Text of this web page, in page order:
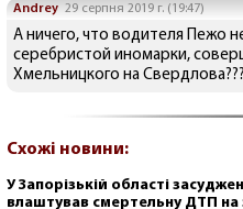
Andrey 29 серпня 2019 г. (19:47)
А ничего, что водителя Пежо
серебристой иномарки,
Хмельницкого на Свердлова???
Схожі новини:
У Запорізькій області
влаштував смертельну ДТП на